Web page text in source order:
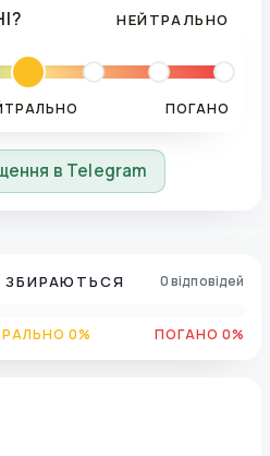
НЕЙТРАЛЬНО
ПОГАНО
в Telegram
ЗБИРАЮТЬСЯ 0 відповідей
0% ПОГАНО 0%